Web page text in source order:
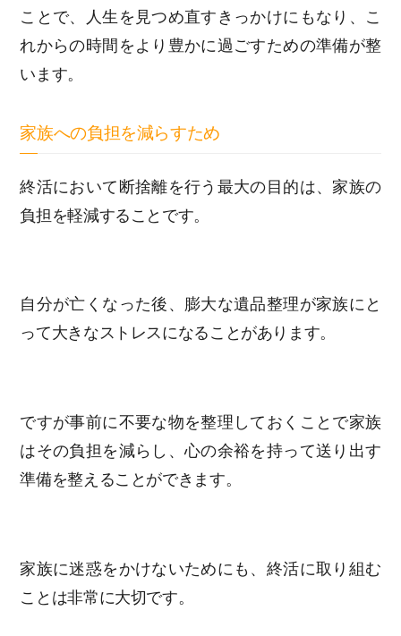
ことで、人生を見つめ直すきっかけにもなり、こ
れからの時間をより豊かに過ごすための準備が整
います。
家族への負担を減らすため
終活において断捨離を行う最大の目的は、家族の
負担を軽減することです。
自分が亡くなった後、膨大な遺品整理が家族にと
って大きなストレスになることがあります。
ですが事前に不要な物を整理しておくことで家族
はその負担を減らし、心の余裕を持って送り出す
準備を整えることができます。
家族に迷惑をかけないためにも、終活に取り組む
ことは非常に大切です。